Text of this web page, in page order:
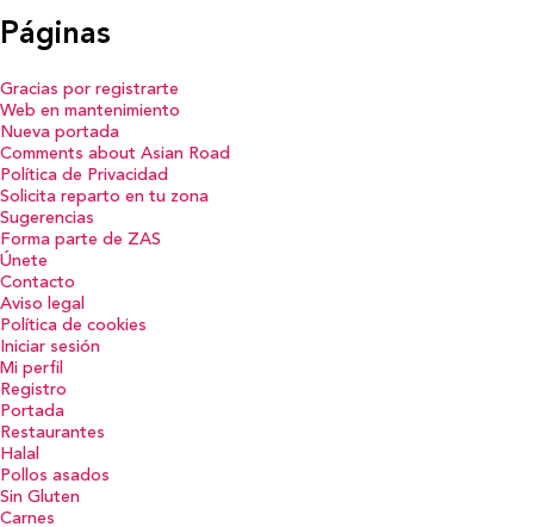
Páginas
Gracias por registrarte
Web en mantenimiento
Nueva portada
Comments about Asian Road
Política de Privacidad
Solicita reparto en tu zona
Sugerencias
Forma parte de ZAS
Únete
Contacto
Aviso legal
Política de cookies
Iniciar sesión
Mi perfil
Registro
Portada
Restaurantes
Halal
Pollos asados
Sin Gluten
Carnes